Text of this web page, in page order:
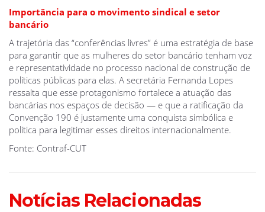
Importância para o movimento sindical e setor
bancário
A trajetória das “conferências livres” é uma estratégia de base
para garantir que as mulheres do setor bancário tenham voz
e representatividade no processo nacional de construção de
políticas públicas para elas. A secretária Fernanda Lopes
ressalta que esse protagonismo fortalece a atuação das
bancárias nos espaços de decisão — e que a ratificação da
Convenção 190 é justamente uma conquista simbólica e
política para legitimar esses direitos internacionalmente.
Fonte: Contraf-CUT
Notícias Relacionadas